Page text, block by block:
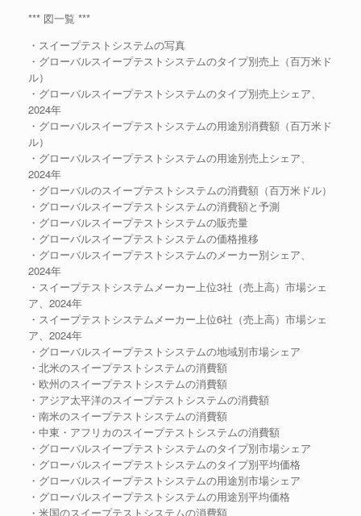
*** 図一覧 ***
・スイープテストシステムの写真
・グローバルスイープテストシステムのタイプ別売上（百万米ド
ル）
・グローバルスイープテストシステムのタイプ別売上シェア、
2024年
・グローバルスイープテストシステムの用途別消費額（百万米ド
ル）
・グローバルスイープテストシステムの用途別売上シェア、
2024年
・グローバルのスイープテストシステムの消費額（百万米ドル）
・グローバルスイープテストシステムの消費額と予測
・グローバルスイープテストシステムの販売量
・グローバルスイープテストシステムの価格推移
・グローバルスイープテストシステムのメーカー別シェア、
2024年
・スイープテストシステムメーカー上位3社（売上高）市場シェ
ア、2024年
・スイープテストシステムメーカー上位6社（売上高）市場シェ
ア、2024年
・グローバルスイープテストシステムの地域別市場シェア
・北米のスイープテストシステムの消費額
・欧州のスイープテストシステムの消費額
・アジア太平洋のスイープテストシステムの消費額
・南米のスイープテストシステムの消費額
・中東・アフリカのスイープテストシステムの消費額
・グローバルスイープテストシステムのタイプ別市場シェア
・グローバルスイープテストシステムのタイプ別平均価格
・グローバルスイープテストシステムの用途別市場シェア
・グローバルスイープテストシステムの用途別平均価格
・米国のスイープテストシステムの消費額